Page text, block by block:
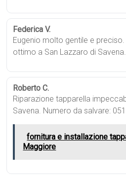
Federica V.
Eugenio molto gentile e
ottimo a San Lazzaro di Savena.
Roberto C.
Riparazione tapparella
Savena. Numero da salvare:
fornitura e installazione
Maggiore